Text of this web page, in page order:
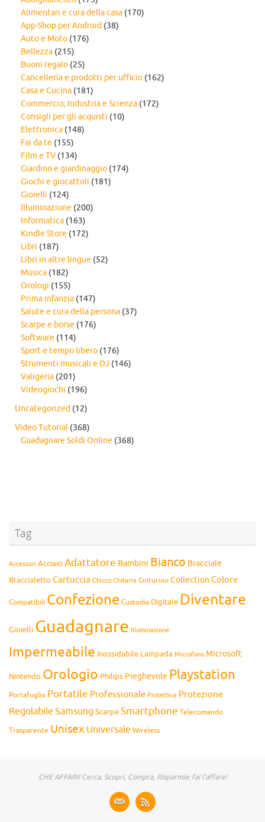
Alimentari e cura della casa (170)
App-Shop per Android (38)
Auto e Moto (176)
Bellezza (215)
Buoni regalo (25)
Cancelleria e prodotti per ufficio (162)
Casa e Cucina (181)
Commercio, Industria e Scienza (172)
Consigli per gli acquisti (10)
Elettronica (148)
Fai da te (155)
Film e TV (134)
Giardino e giardinaggio (174)
Giochi e giocattoli (181)
Gioielli (124)
Illuminazione (200)
Informatica (163)
Kindle Store (172)
Libri (187)
Libri in altre lingue (52)
Musica (182)
Orologi (155)
Prima infanzia (147)
Salute e cura della persona (37)
Scarpe e borse (176)
Software (114)
Sport e tempo libero (176)
Strumenti musicali e DJ (146)
Valigeria (201)
Videogiochi (196)
Uncategorized (12)
Video Tutorial (368)
Guadagnare Soldi Online (368)
Tag
Accessori Acciaio Adattatore Bambini Bianco Bracciale
Braccialetto Cartuccia Chicco Chitarra Cinturino Collection Colore
Compatibili Confezione Custodia Digitale Diventare
Gioielli Guadagnare Illuminazione
Impermeabile Inossidabile Lampada Microfono Microsoft
Nintendo Orologio Philips Pieghevole Playstation
Portafoglio Portatile Professionale Protettiva Protezione
Regolabile Samsung ScarpeSmartphone Telecomando
Trasparente Unisex Universale Wireless
CHE AFFARI! Cerca, Scopri, Compra, Risparmia: fai l'affare!